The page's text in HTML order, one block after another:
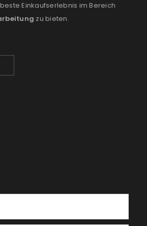
Einkaufserlebnis im Bereich
zu bieten.